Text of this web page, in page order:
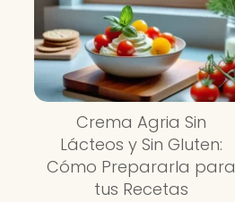
Crema Agria Sin
Lácteos y Sin Gluten:
Cómo Prepararla para
tus Recetas